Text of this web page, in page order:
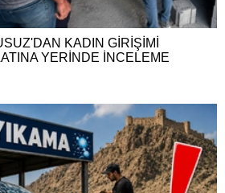
KADIN GİRİŞİMİ
YERİNDE İNCELEME